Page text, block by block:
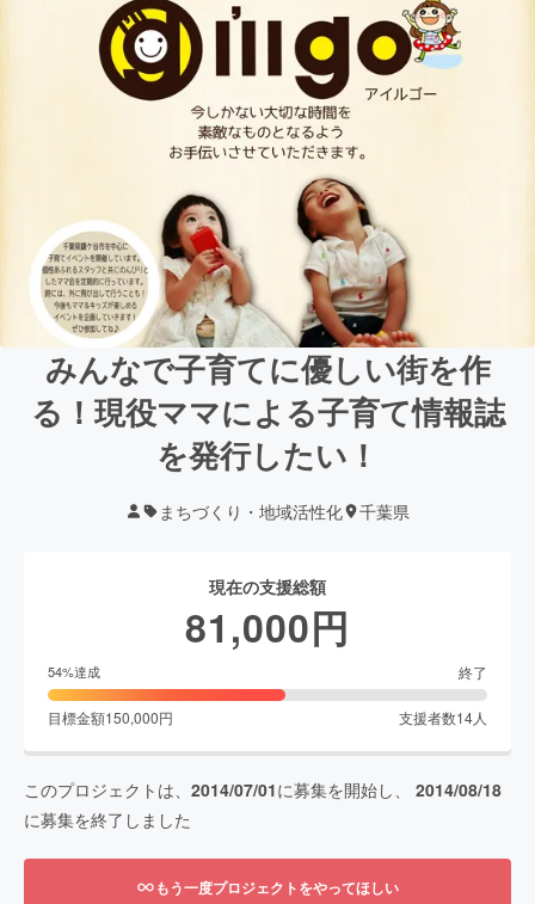
みんなで子育てに優しい街を作
る！現役ママによる子育て情報誌
を発行したい！
まちづくり・地域活性化 千葉県
現在の支援総額
81,000円
54%達成 終了
目標金額150,000円 支援者数14人
このプロジェクトは、 2014/07/01に募集を開始し、 2014/08/18
に募集を終了しました
もう一度プロジェクトをやってほしい